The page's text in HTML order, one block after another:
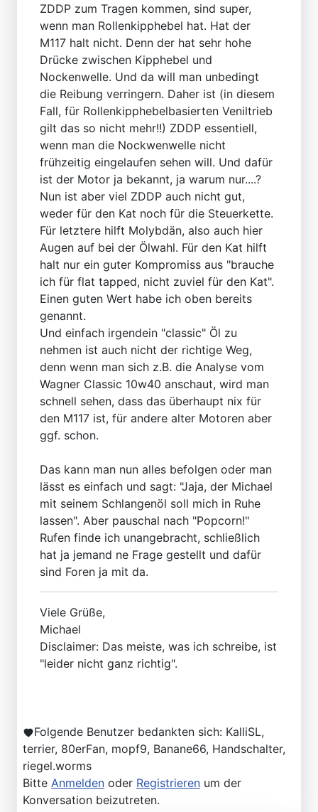
ZDDP zum Tragen kommen, sind super,
wenn man Rollenkipphebel hat. Hat der
M117 halt nicht. Denn der hat sehr hohe
Drücke zwischen Kipphebel und
Nockenwelle. Und da will man unbedingt
die Reibung verringern. Daher ist (in diesem
Fall, für Rollenkipphebelbasierten Veniltrieb
gilt das so nicht mehr!!) ZDDP essentiell,
wenn man die Nockwenwelle nicht
frühzeitig eingelaufen sehen will. Und dafür
ist der Motor ja bekannt, ja warum nur....?
Nun ist aber viel ZDDP auch nicht gut,
weder für den Kat noch für die Steuerkette.
Für letztere hilft Molybdän, also auch hier
Augen auf bei der Ölwahl. Für den Kat hilft
halt nur ein guter Kompromiss aus "brauche
ich für flat tapped, nicht zuviel für den Kat".
Einen guten Wert habe ich oben bereits
genannt.
Und einfach irgendein "classic" Öl zu
nehmen ist auch nicht der richtige Weg,
denn wenn man sich z.B. die Analyse vom
Wagner Classic 10w40 anschaut, wird man
schnell sehen, dass das überhaupt nix für
den M117 ist, für andere alter Motoren aber
ggf. schon.
Das kann man nun alles befolgen oder man
lässt es einfach und sagt: "Jaja, der Michael
mit seinem Schlangenöl soll mich in Ruhe
lassen". Aber pauschal nach "Popcorn!"
Rufen finde ich unangebracht, schließlich
hat ja jemand ne Frage gestellt und dafür
sind Foren ja mit da.
Viele Grüße,
Michael
Disclaimer: Das meiste, was ich schreibe, ist
"leider nicht ganz richtig".
Folgende Benutzer bedankten sich: KalliSL,
terrier, 80erFan, mopf9, Banane66, Handschalter,
riegel.worms
Bitte Anmelden oder Registrieren um der
Konversation beizutreten.